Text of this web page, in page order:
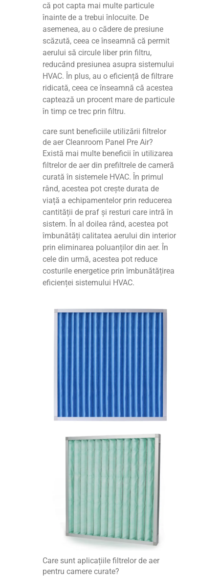
că pot capta mai multe particule
înainte de a trebui înlocuite. De
asemenea, au o cădere de presiune
scăzută, ceea ce înseamnă că permit
aerului să circule liber prin filtru,
reducând presiunea asupra sistemului
HVAC. În plus, au o eficiență de filtrare
ridicată, ceea ce înseamnă că acestea
captează un procent mare de particule
în timp ce trec prin filtru.
care sunt beneficiile utilizării filtrelor
de aer Cleanroom Panel Pre Air?
Există mai multe beneficii în utilizarea
filtrelor de aer din prefiltrele de cameră
curată în sistemele HVAC. În primul
rând, acestea pot crește durata de
viață a echipamentelor prin reducerea
cantității de praf și resturi care intră în
sistem. În al doilea rând, acestea pot
îmbunătăți calitatea aerului din interior
prin eliminarea poluanților din aer. În
cele din urmă, acestea pot reduce
costurile energetice prin îmbunătățirea
eficienței sistemului HVAC.
Care sunt aplicațiile filtrelor de aer
pentru camere curate?